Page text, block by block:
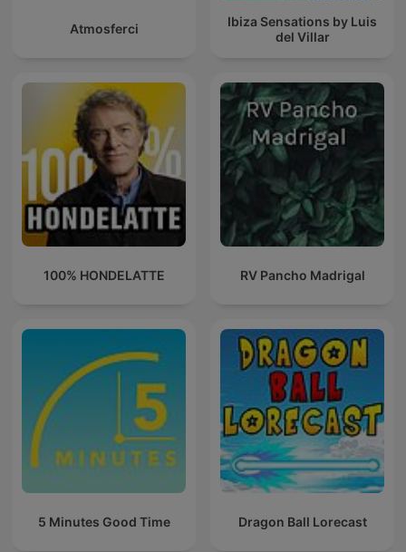
Atmosferci
Ibiza Sensations by Luis
del Villar
100% HONDELATTE RV Pancho Madrigal
5 Minutes Good Time Dragon Ball Lorecast